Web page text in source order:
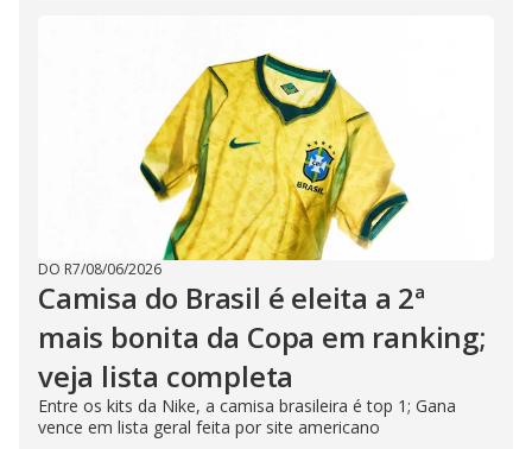
DO R7/08/06/2026
Camisa do Brasil é eleita a 2ª
mais bonita da Copa em ranking;
veja lista completa
Entre os kits da Nike, a camisa brasileira é top 1; Gana
vence em lista geral feita por site americano